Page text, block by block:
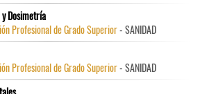
Dosimetría
Profesional de Grado Superior- SANIDAD
Profesional de Grado Superior- SANIDAD